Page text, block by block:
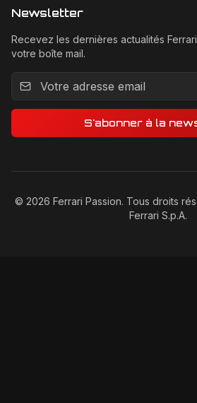
Newsletter
Recevez les dernières actualités
votre boîte mail.
Adresse email pour la newsletter
S'abonner à la
© 2026 Ferrari Passion. Tous droits
Ferrari S.p.A.